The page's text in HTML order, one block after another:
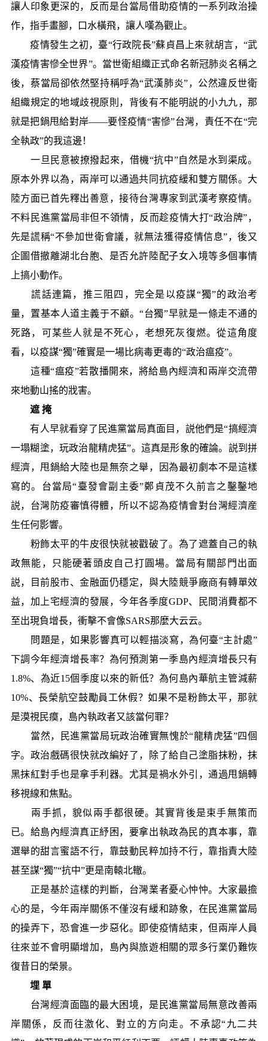
讓人印象更深的，反而是台當局借助疫情的一系列政治操
作，指手畫腳，口水橫飛，讓人嘆為觀止。
疫情發生之初，臺“行政院長”蘇貞昌上來就胡言，“武
漢疫情害慘全世界”。當世衛組織正式命名新冠肺炎名稱之
後，蔡當局卻依然堅持稱呼為“武漢肺炎”，公然違反世衛
組織規定的地域歧視原則，背後有不能明説的小九九，那
就是把鍋甩給對岸——要怪疫情“害慘”台灣，責任不在“完
全執政”的我這邊！
一旦民意被撩撥起來，借機“抗中”自然是水到渠成。
原本外界以為，兩岸可以通過共同抗疫緩和雙方關係。大
陸方面已首先釋出善意，接待台灣專家到武漢考察疫情。
不料民進黨當局非但不領情，反而趁疫情大打“政治牌”，
先是謊稱“不參加世衛會議，就無法獲得疫情信息”，後又
企圖借撤離湖北台胞、是否允許陸配子女入境等多個事情
上搞小動作。
謊話連篇，推三阻四，完全是以疫謀“獨”的政治考
量，置基本人道主義于不顧。“台獨”早就是一條走不通的
死路，可某些人就是不死心，老想死灰復燃。從這角度
看，以疫謀“獨”確實是一場比病毒更毒的“政治瘟疫”。
這種“瘟疫”若散播開來，將給島內經濟和兩岸交流帶
來地動山搖的戕害。
遮 掩
有人早就看穿了民進黨當局真面目，説他們是“搞經濟
一塌糊塗，玩政治龍精虎猛”。這真是形象的確論。説到拼
經濟，甩鍋給大陸也是無奈之舉，因為最初劇本不是這樣
寫的。台當局“臺發會副主委”鄭貞茂不久前言之鑿鑿地
説，台灣防疫審慎得體，所以不認為疫情會對台灣經濟産
生任何影響。
粉飾太平的牛皮很快就被戳破了。為了遮蓋自己的執
政無能，只能硬著頭皮自己打圓場。當局有關部門出面
説，目前股市、金融面仍穩定，與大陸競爭廠商有轉單效
益，加上宅經濟的發展，今年各季度GDP、民間消費都不
至出現負增長，衝擊不會像SARS那麼大云云。
問題是，如果影響真可以輕描淡寫，為何臺“主計處”
下調今年經濟增長率？為何預測第一季島內經濟增長只有
1.8%、為近15個季度以來的新低？為何島內華航主管減薪
10%、長榮航空鼓勵員工休假？如果不是粉飾太平，那就
是漠視民瘼，島內執政者又該當何罪？
當然，民進黨當局玩政治確實無愧於“龍精虎猛”四個
字。政治戲碼很快就改編好了，除了給自己塗脂抹粉，抹
黑抹紅對手也是拿手利器。尤其是禍水外引，通過甩鍋轉
移視線和焦點。
兩手抓，貌似兩手都很硬。其實背後是束手無策而
已。給島內經濟真正紓困，要拿出執政為民的真本事，靠
選舉的甜言蜜語不行，靠鼓動民粹加持不行，靠指責大陸
甚至謀“獨”“抗中”更是南轅北轍。
正是基於這樣的判斷，台灣業者憂心忡忡。大家最擔
心的是，今年兩岸關係不僅沒有緩和跡象，在民進黨當局
的操弄下，恐會進一步惡化。即使疫情結束，但兩岸人員
往來並不會明顯增加，島內與旅遊相關的眾多行業仍難恢
復昔日的榮景。
埋 單
台灣經濟面臨的最大困境，是民進黨當局無意改善兩
岸關係，反而往激化、對立的方向走。不承認“九二共